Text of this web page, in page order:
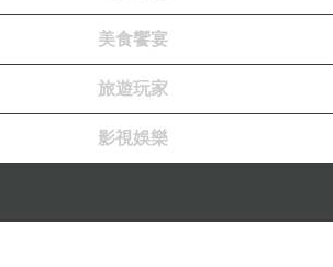
goods/GoodsDetail.j
美食饗宴
旅遊玩家
影視娛樂